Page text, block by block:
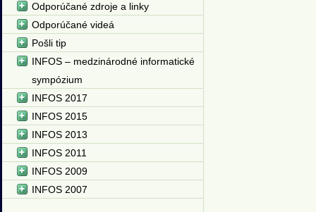
Odporúčané zdroje a linky
Odporúčané videá
Pošli tip
INFOS – medzinárodné informatické
sympózium
INFOS 2017
INFOS 2015
INFOS 2013
INFOS 2011
INFOS 2009
INFOS 2007